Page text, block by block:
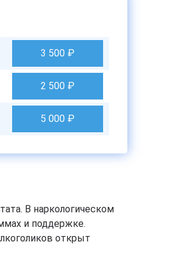
3 500 ₽
2 500 ₽
5 000 ₽
В наркологическом
и поддержке.
открыт